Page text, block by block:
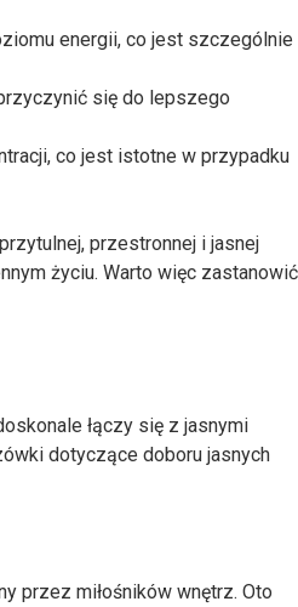
energii, co jest szczególnie
się do lepszego
co jest istotne w przypadku
przestronnej i jasnej
życiu. Warto więc zastanowić
łączy się z jasnymi
dotyczące doboru jasnych
przez miłośników wnętrz. Oto